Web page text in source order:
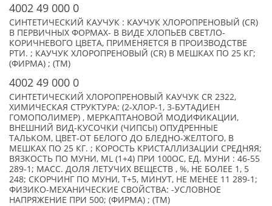
4002 49 000 0
СИНТЕТИЧЕСКИЙ КАУЧУК : КАУЧУК ХЛОРОПРЕНОВЫЙ (CR)
В ПЕРВИЧНЫХ ФОРМАХ- В ВИДЕ ХЛОПЬЕВ СВЕТЛО-
КОРИЧНЕВОГО ЦВЕТА, ПРИМЕНЯЕТСЯ В ПРОИЗВОДСТВЕ
РТИ. ; КАУЧУК ХЛОРОПРЕНОВЫЙ (CR) В МЕШКАХ ПО 25 КГ;
(ФИРМА) ; (TM)
4002 49 000 0
СИНТЕТИЧЕСКИЙ ХЛОРОПРЕНОВЫЙ КАУЧУК CR 2322,
ХИМИЧЕСКАЯ СТРУКТУРА: (2-ХЛОР-1, 3-БУТАДИЕН
ГОМОПОЛИМЕР) , МЕРКАПТАНОВОЙ МОДИФИКАЦИИ,
ВНЕШНИЙ ВИД-КУСОЧКИ (ЧИПСЫ) ОПУДРЕННЫЕ
ТАЛЬКОМ, ЦВЕТ-ОТ БЕЛОГО ДО БЛЕДНО-ЖЕЛТОГО, В
МЕШКАХ ПО 25 КГ. ; КОРОСТЬ КРИСТАЛЛИЗАЦИИ СРЕДНЯЯ;
ВЯЗКОСТЬ ПО МУНИ, ML (1+4) ПРИ 100ОС, ЕД. МУНИ : 46-55
289-1; МАСС. ДОЛЯ ЛЕТУЧИХ ВЕЩЕСТВ , %, НЕ БОЛЕЕ 1, 5
248; СКОРЧИНГ ПО МУНИ, T+5, МИНУТ, НЕ МЕНЕЕ 11 289-1;
ФИЗИКО-МЕХАНИЧЕСКИЕ СВОЙСТВА: -УСЛОВНОЕ
НАПРЯЖЕНИЕ ПРИ 500; (ФИРМА) ; (TM)